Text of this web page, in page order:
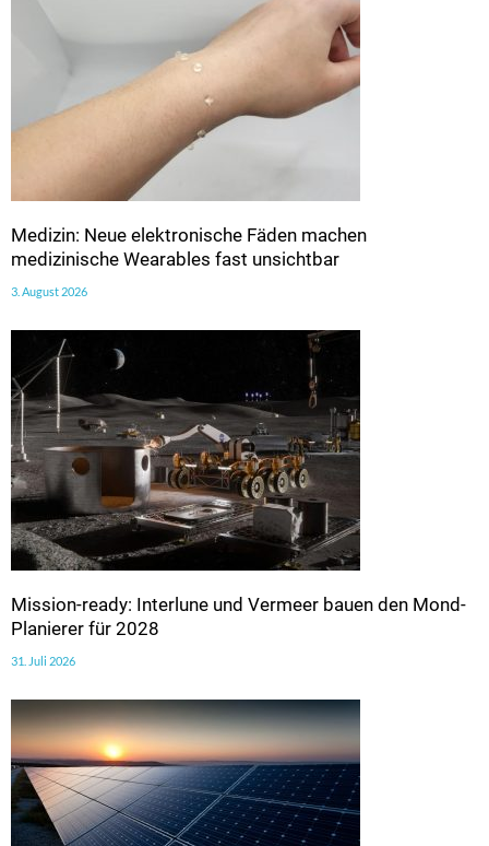
Medizin: Neue elektronische Fäden machen
medizinische Wearables fast unsichtbar
3. August 2026
Mission-ready: Interlune und Vermeer bauen den Mond-
Planierer für 2028
31. Juli 2026